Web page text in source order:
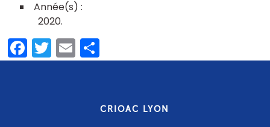
2020
Facebook
Twitter
EmailPartager
CRIOAC LYON